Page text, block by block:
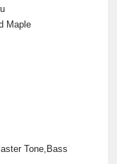
Maple
Tone,Bass